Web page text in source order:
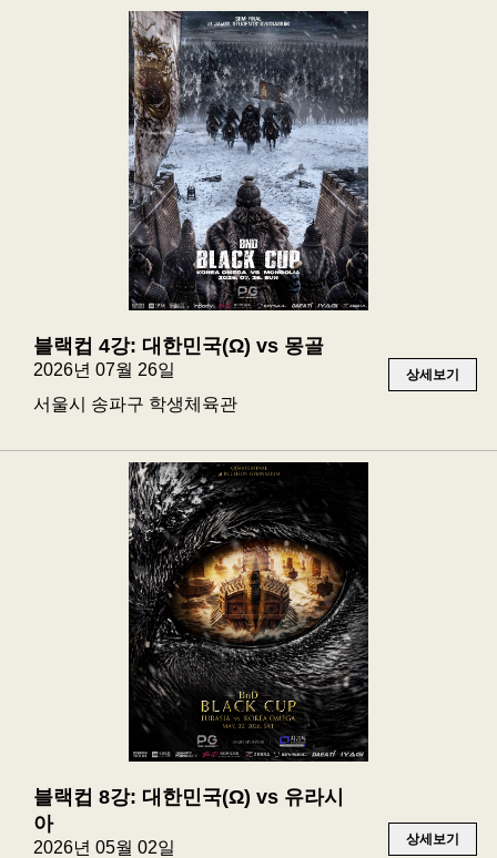
블랙컵 4강: 대한민국(Ω) vs 몽골
2026년 07월 26일
서울시 송파구 학생체육관
상세보기
블랙컵 8강: 대한민국(Ω) vs 유라시
아
2026년 05월 02일
상세보기